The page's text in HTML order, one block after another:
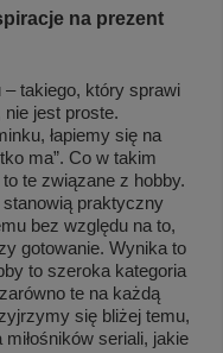
na prezent
– takiego, który sprawi
nie jest proste.
łapiemy się na
ma”. Co w takim
te związane z hobby.
praktyczny
bez względu na to,
gotowanie. Wynika to
to szeroka kategoria
te na każdą
się bliżej temu,
seriali, jakie